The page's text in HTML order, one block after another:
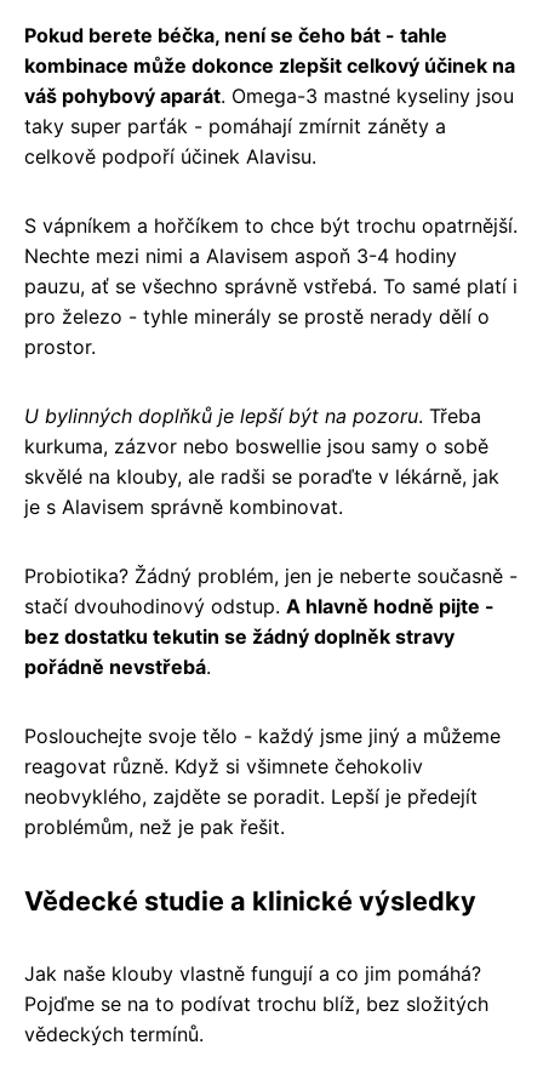
Pokud berete béčka, není se čeho bát - tahle
kombinace může dokonce zlepšit celkový účinek na
váš pohybový aparát. Omega-3 mastné kyseliny jsou
taky super parťák - pomáhají zmírnit záněty a
celkově podpoří účinek Alavisu.
S vápníkem a hořčíkem to chce být trochu opatrnější.
Nechte mezi nimi a Alavisem aspoň 3-4 hodiny
pauzu, ať se všechno správně vstřebá. To samé platí i
pro železo - tyhle minerály se prostě nerady dělí o
prostor.
U bylinných doplňků je lepší být na pozoru. Třeba
kurkuma, zázvor nebo boswellie jsou samy o sobě
skvělé na klouby, ale radši se poraďte v lékárně, jak
je s Alavisem správně kombinovat.
Probiotika? Žádný problém, jen je neberte současně -
stačí dvouhodinový odstup. A hlavně hodně pijte -
bez dostatku tekutin se žádný doplněk stravy
pořádně nevstřebá.
Poslouchejte svoje tělo - každý jsme jiný a můžeme
reagovat různě. Když si všimnete čehokoliv
neobvyklého, zajděte se poradit. Lepší je předejít
problémům, než je pak řešit.
Vědecké studie a klinické výsledky
Jak naše klouby vlastně fungují a co jim pomáhá?
Pojďme se na to podívat trochu blíž, bez složitých
vědeckých termínů.